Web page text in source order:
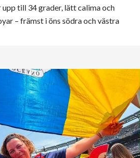
till 34 grader, lätt calima och
– främst i öns södra och västra